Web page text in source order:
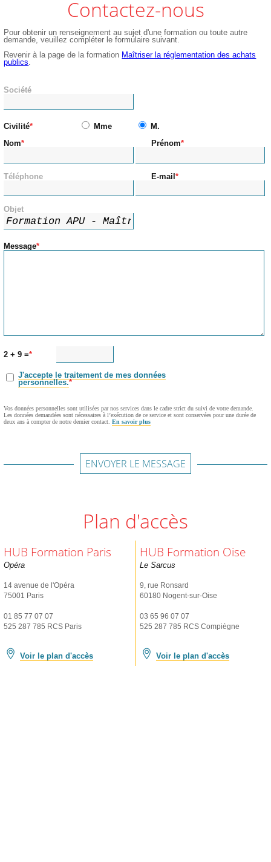
Contactez-nous
Pour obtenir un renseignement au sujet d'une formation ou toute autre
demande, veuillez compléter le formulaire suivant.
Revenir à la page de la formation Maîtriser la réglementation des achats
publics
Société
Civilité Mme
M.
Nom
Prénom
Téléphone E-mail
Objet
Message
2 + 9 =
J'accepte le traitement de mes données
personnelles.
Vos données personnelles sont utilisées par nos services dans le cadre strict du suivi de votre demande.
Les données demandées sont nécessaires à l’exécution de ce service et sont conservées pour une durée de
deux ans à compter de notre dernier contact.En savoir plus
ENVOYER LE MESSAGE
Plan d'accès
HUB Formation Paris
Opéra
14 avenue de l'Opéra
75001 Paris
01 85 77 07 07
525 287 785 RCS Paris
Voir le plan d'accès
HUB Formation Oise
Le Sarcus
9, rue Ronsard
60180 Nogent-sur-Oise
03 65 96 07 07
525 287 785 RCS Compiègne
Voir le plan d'accès